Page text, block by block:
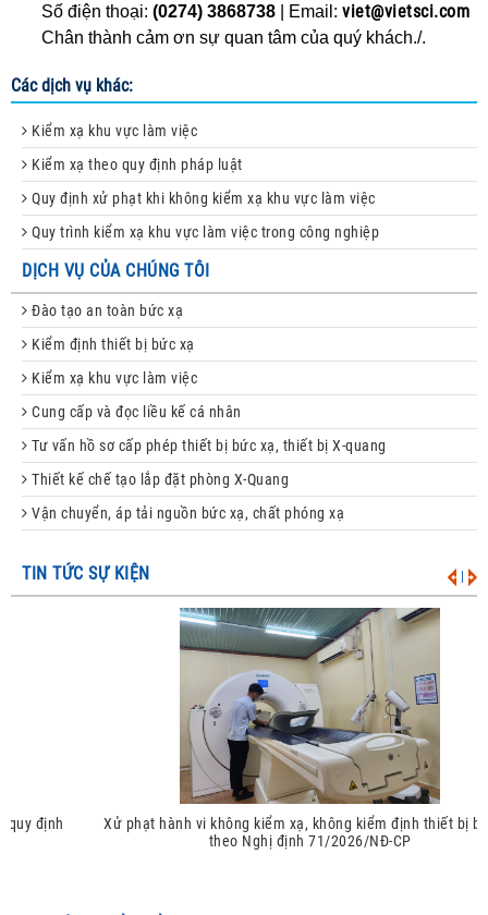
Số điện thoại: (0274) 3868738 | Email: viet@vietsci.com
Chân thành cảm ơn sự quan tâm của quý khách./.
Các dịch vụ khác:
Kiểm xạ khu vực làm việc
Kiểm xạ theo quy định pháp luật
Quy định xử phạt khi không kiểm xạ khu vực làm việc
Quy trình kiểm xạ khu vực làm việc trong công nghiệp
DỊCH VỤ CỦA CHÚNG TÔI
Đào tạo an toàn bức xạ
Kiểm định thiết bị bức xạ
Kiểm xạ khu vực làm việc
Cung cấp và đọc liều kế cá nhân
Tư vấn hồ sơ cấp phép thiết bị bức xạ, thiết bị X-quang
Thiết kế chế tạo lắp đặt phòng X-Quang
Vận chuyển, áp tải nguồn bức xạ, chất phóng xạ
TIN TỨC SỰ KIỆN
Xử phạt hành vi không kiểm xạ, không kiểm định thiết bị bức xạ
theo Nghị định 71/2026/NĐ-CP